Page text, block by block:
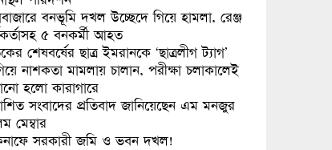
বনভূমি দখল উচ্ছেদে গিয়ে হামলা, রেঞ্জ
৫ বনকর্মী আহত
শেষবর্ষের ছাত্র ইমরানকে ‘ছাত্রলীগ ট্যাগ’
নাশকতা মামলায় চালান, পরীক্ষা চলাকালেই
হলো কারাগারে
সংবাদের প্রতিবাদ জানিয়েছেন এম মনজুর
মেম্বার
সরকারী জমি ও ভবন দখল!